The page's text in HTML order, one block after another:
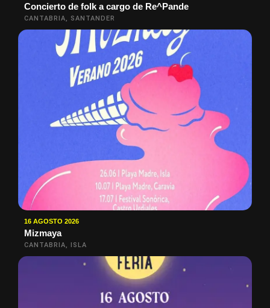
Concierto de folk a cargo de Re^Pande
CANTABRIA, SANTANDER
16 AGOSTO 2026
Mizmaya
CANTABRIA, ISLA